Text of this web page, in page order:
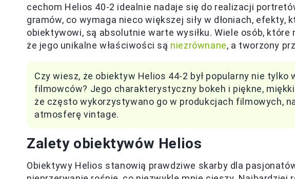
cechom Helios 40-2 idealnie nadaje się do realizacji
gramów, co wymaga nieco większej siły w dłoniach, efekty,
obiektywowi, są absolutnie warte wysiłku. Wiele osób, które
że jego unikalne właściwości są niezrównane, a tworzony
Czy wiesz, że obiektyw Helios 44-2 był popularny nie
filmowców? Jego charakterystyczny bokeh i piękne,
że często wykorzystywano go w produkcjach filmowych,
atmosferę vintage.
Zalety obiektywów Helios
Obiektywy Helios stanowią prawdziwe skarby dla